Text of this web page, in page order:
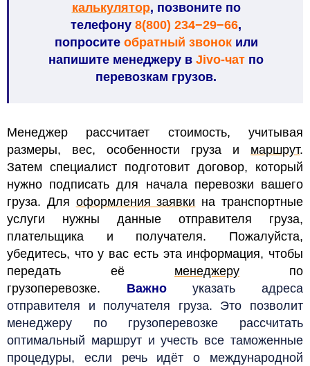
калькулятор, позвоните по
телефону 8(800) 234−29−66,
попросите обратный звонокили
напишите менеджеру в Jivo-чат по
перевозкам грузов.
Менеджер рассчитает стоимость, учитывая
размеры, вес, особенности груза и маршрут.
Затем специалист подготовит договор, который
нужно подписать для начала перевозки вашего
груза. Для оформления заявки на транспортные
услуги нужны данные отправителя груза,
плательщика и получателя. Пожалуйста,
убедитесь, что у вас есть эта информация, чтобы
передать её менеджеру по
грузоперевозке. Важноуказать адреса
отправителя и получателя груза. Это позволит
менеджеру по грузоперевозке рассчитать
оптимальный маршрут и учесть все таможенные
процедуры, если речь идёт о международной